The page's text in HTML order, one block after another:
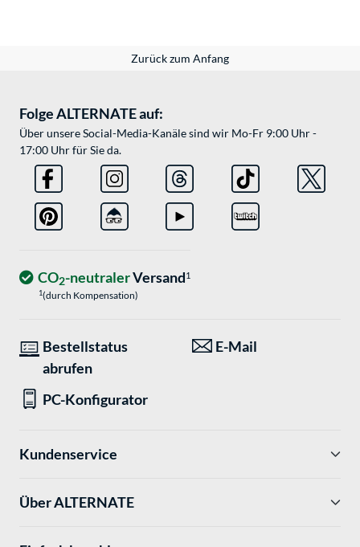
Zurück zum Anfang
Folge ALTERNATE auf:
Über unsere Social-Media-Kanäle sind wir Mo-Fr 9:00 Uhr -
17:00 Uhr für Sie da.
CO2-neutralerVersand1
1(durch Kompensation)
Bestellstatus
abrufen
E-Mail
PC-Konfigurator
Kundenservice
Über ALTERNATE